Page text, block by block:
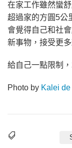
在家工作雖然蠻
超過家的方圓5公
會覺得自己和社
新事物，接受更
給自己一點限制
Photo by Kalei